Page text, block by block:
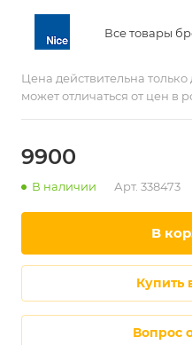
Все товары
Цена действительна
может отличаться от цен в
9900
В наличии Арт. 338473
в
купить
Вопрос